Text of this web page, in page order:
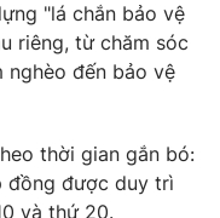
"lá chắn bảo vệ
riêng, từ chăm sóc
nghèo đến bảo vệ
thời gian gắn bó:
đồng được duy trì
và thứ 20.